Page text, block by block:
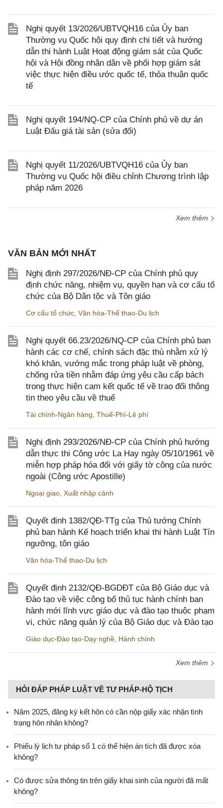
Nghị quyết 13/2026/UBTVQH16 của Ủy ban
Thường vụ Quốc hội quy định chi tiết và hướng
dẫn thi hành Luật Hoạt động giám sát của Quốc
hội và Hội đồng nhân dân về phối hợp giám sát
việc thực hiện điều ước quốc tế, thỏa thuận quốc
tế
Nghị quyết 194/NQ-CP của Chính phủ về dự án
Luật Đấu giá tài sản (sửa đổi)
Nghị quyết 11/2026/UBTVQH16 của Ủy ban
Thường vụ Quốc hội điều chỉnh Chương trình lập
pháp năm 2026
Xem thêm
VĂN BẢN MỚI NHẤT
Nghị định 297/2026/NĐ-CP của Chính phủ quy
định chức năng, nhiệm vụ, quyền hạn và cơ cấu tổ
chức của Bộ Dân tộc và Tôn giáo
Cơ cấu tổ chức Văn hóa-Thể thao-Du lịch
Nghị quyết 66.23/2026/NQ-CP của Chính phủ ban
hành các cơ chế, chính sách đặc thù nhằm xử lý
khó khăn, vướng mắc trong pháp luật về phòng,
chống rửa tiền nhằm đáp ứng yêu cầu cấp bách
trong thực hiện cam kết quốc tế về trao đổi thông
tin theo yêu cầu về thuế
Tài chính-Ngân hàng Thuế-Phí-Lệ phí
Nghị định 293/2026/NĐ-CP của Chính phủ hướng
dẫn thực thi Công ước La Hay ngày 05/10/1961 về
miễn hợp pháp hóa đối với giấy tờ công của nước
ngoài (Công ước Apostille)
Ngoại giao Xuất nhập cảnh
Quyết định 1382/QĐ-TTg của Thủ tướng Chính
phủ ban hành Kế hoạch triển khai thi hành Luật Tín
ngưỡng, tôn giáo
Văn hóa-Thể thao-Du lịch
Quyết định 2132/QĐ-BGDĐT của Bộ Giáo dục và
Đào tạo về việc công bố thủ tục hành chính ban
hành mới lĩnh vực giáo dục và đào tạo thuộc phạm
vi, chức năng quản lý của Bộ Giáo dục và Đào tạo
Giáo dục-Đào tạo-Dạy nghề Hành chính
Xem thêm
HỎI ĐÁP PHÁP LUẬT VỀ TƯ PHÁP-HỘ TỊCH
Năm 2025, đăng ký kết hôn có cần nộp giấy xác nhận tình
trạng hôn nhân không?
Phiếu lý lịch tư pháp số 1 có thể hiện án tích đã được xóa
không?
Có được sửa thông tin trên giấy khai sinh của người đã mất
không?